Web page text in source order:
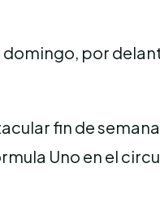
domingo, por
fin de
Uno en el